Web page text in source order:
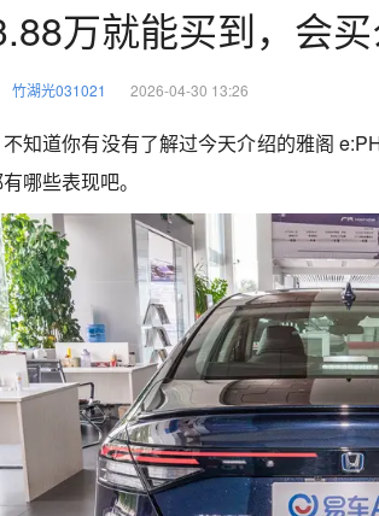
万就能买到，会
竹湖光031021 2026-04-30 13:26
不知道你有没有了解过今天介绍的雅阁
哪些表现吧。